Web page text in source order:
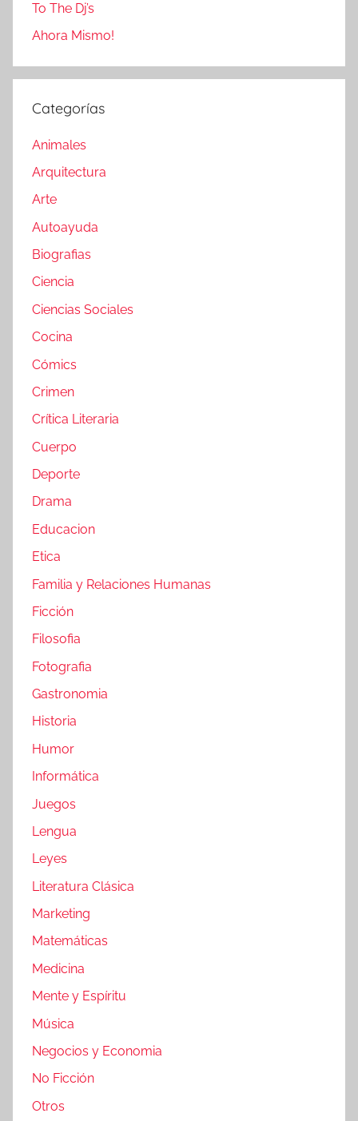
To The Dj’s
Ahora Mismo!
Categorías
Animales
Arquitectura
Arte
Autoayuda
Biografias
Ciencia
Ciencias Sociales
Cocina
Cómics
Crimen
Crítica Literaria
Cuerpo
Deporte
Drama
Educacion
Etica
Familia y Relaciones Humanas
Ficción
Filosofia
Fotografia
Gastronomia
Historia
Humor
Informática
Juegos
Lengua
Leyes
Literatura Clásica
Marketing
Matemáticas
Medicina
Mente y Espíritu
Música
Negocios y Economia
No Ficción
Otros